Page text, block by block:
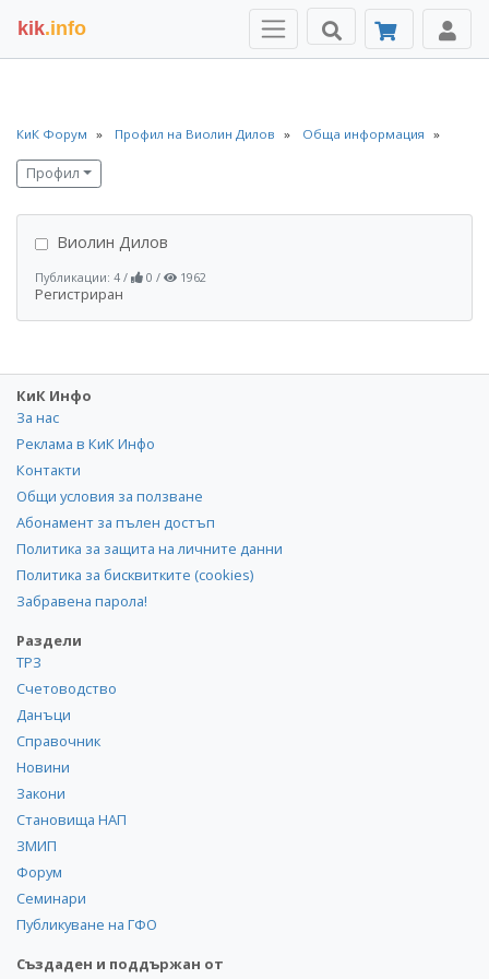
kik.info
КиК Форум Профил на Виолин Дилов Обща информация
Профил
Виолин Дилов
Публикации: 4 / 0 / 1962
Регистриран
КиК Инфо
За нас
Реклама в КиК Инфо
Контакти
Общи условия за ползване
Абонамент за пълен достъп
Политика за защита на личните данни
Политика за бисквитките (cookies)
Забравена парола!
Раздели
ТРЗ
Счетоводство
Данъци
Справочник
Новини
Закони
Становища НАП
ЗМИП
Форум
Семинари
Публикуване на ГФО
Създаден и поддържан от